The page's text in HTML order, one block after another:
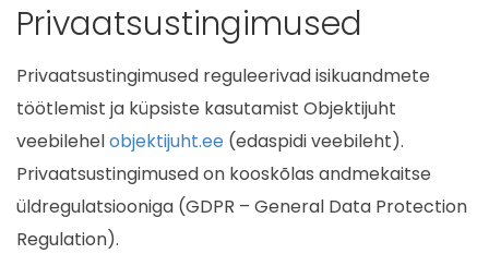
Privaatsus­tingimused
Privaatsustingimused reguleerivad isikuandmete
töötlemist ja küpsiste kasutamist Objektijuht
veebilehelobjektijuht.ee (edaspidi veebileht).
Privaatsustingimused on kooskõlas andmekaitse
üldregulatsiooniga (GDPR – General Data Protection
Regulation).